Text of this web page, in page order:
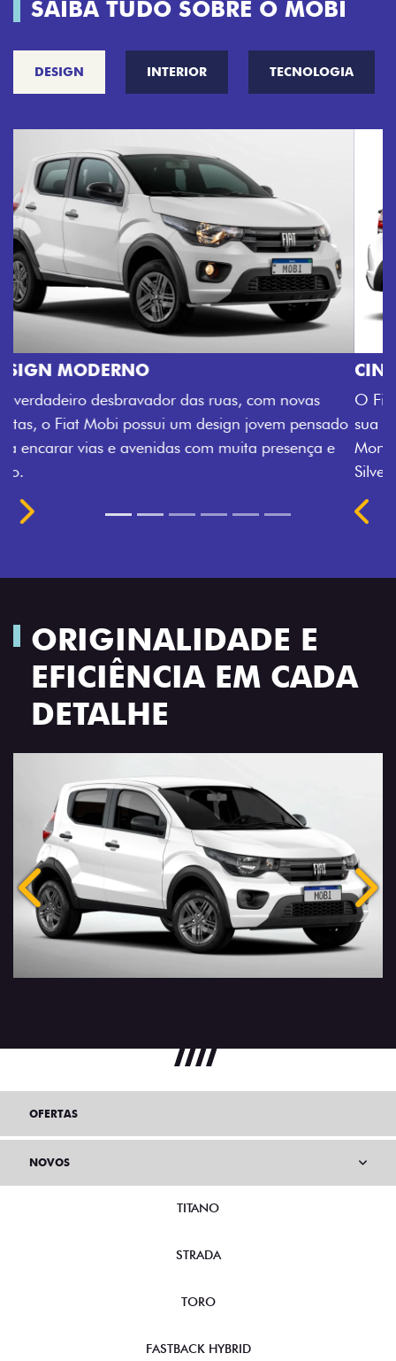
SAIBA TUDO SOBRE O MOBI
DESIGN INTERIOR TECNOLOGIA
CINCO OPÇÕES DE CORES
O Fiat Mobi tem sempre uma opção de cor que é a
sua cara. Escolha entre o Preto Vulcano, Vermelho
Montecarlo, Branco Banchisa, Prata Bari e Cinza
Silverstone.
Previous
Rodas de liga leve
ORIGINALIDADE E
EFICIÊNCIA EM CADA
DETALHE
Anterior
OFERTAS
NOVOS
TITANO
STRADA
TORO
FASTBACK HYBRID